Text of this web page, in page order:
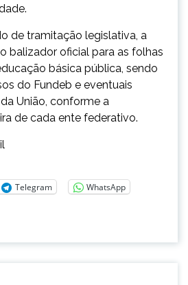
de tramitação legislativa, a
balizador oficial para as folhas
básica pública, sendo
do Fundeb e eventuais
União, conforme a
de cada ente federativo.
Telegram
WhatsApp